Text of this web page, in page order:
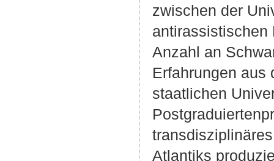
zwischen der
antirassistischen
Anzahl an
Erfahrungen aus
staatlichen
Atlantiks